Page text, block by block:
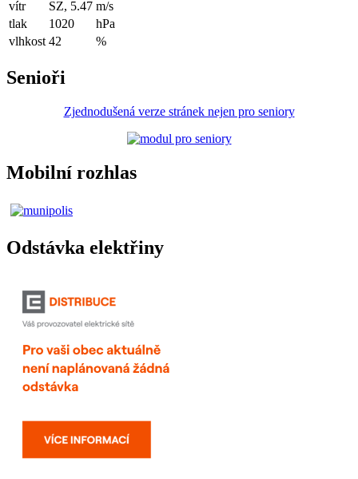
vítr
SZ, 5.47 m/s
tlak
1020
hPa
vlhkost 42 %
Senioři
Zjednodušená verze stránek nejen pro seniory
Mobilní rozhlas
Odstávka elektřiny